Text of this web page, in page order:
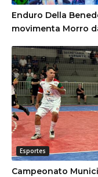
Enduro Della
movimenta Morro
Esportes
Campeonato